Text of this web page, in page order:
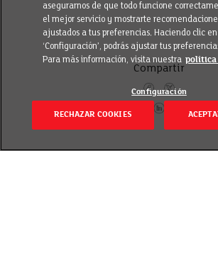
Compartir
asegurarnos de que todo funcione
el mejor servicio y mostrarte
ajustados a tus preferencias. Haciendo clic en
‘Configuración’, podrás ajustar tus
Para más información, visita nuestra política
Configuración
RECHAZAR COOKIES